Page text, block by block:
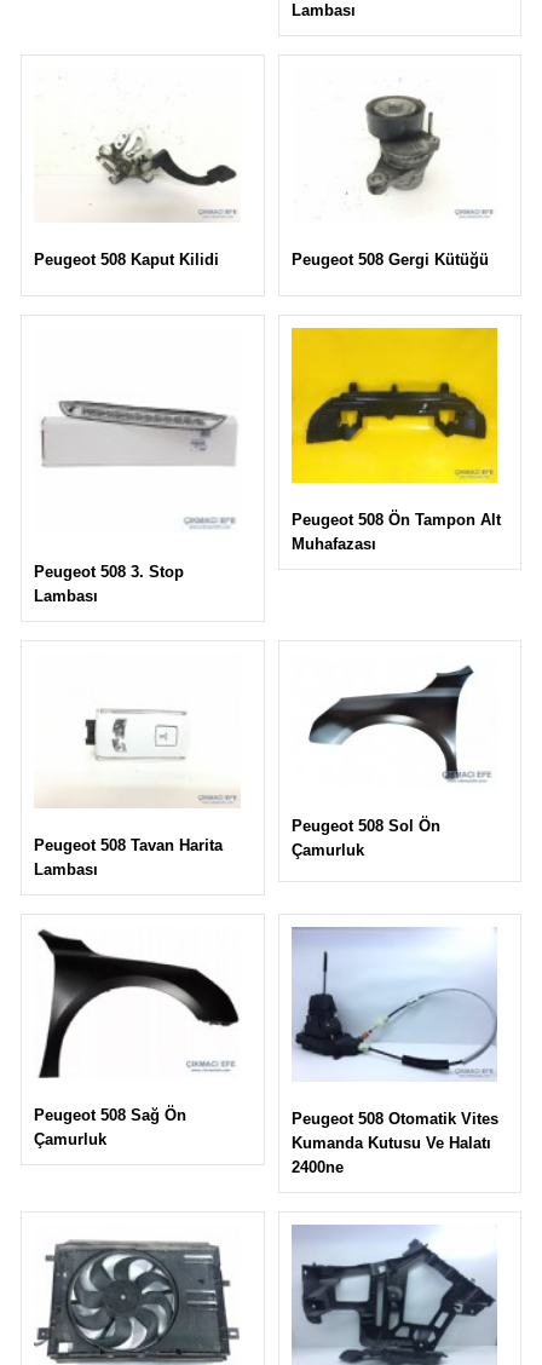
Lambası
Peugeot 508 Kaput Kilidi Peugeot 508 Gergi Kütüğü
Peugeot 508 3. Stop
Lambası
Peugeot 508 Ön Tampon Alt
Muhafazası
Peugeot 508 Tavan Harita
Lambası
Peugeot 508 Sol Ön
Çamurluk
Peugeot 508 Sağ Ön
Çamurluk
Peugeot 508 Otomatik Vites
Kumanda Kutusu Ve Halatı
2400ne